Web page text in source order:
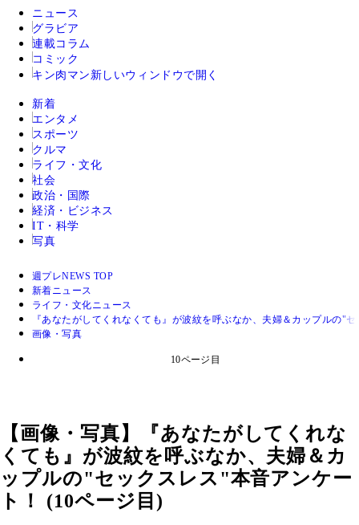
ニュース
グラビア
連載コラム
コミック
キン肉マン 新しいウィンドウで開く
新着
エンタメ
スポーツ
クルマ
ライフ・文化
社会
政治・国際
経済・ビジネス
IT・科学
写真
週プレNEWS TOP
新着ニュース
ライフ・文化ニュース
『あなたがしてくれなくても』が波紋を呼ぶなか、夫婦＆カップルの"
画像・写真
10ページ目
【画像・写真】『あなたがしてくれな
くても』が波紋を呼ぶなか、夫婦＆カ
ップルの"セックスレス"本音アンケー
ト！ (10ページ目)